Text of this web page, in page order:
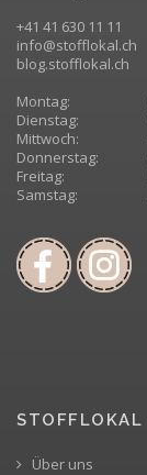
+41 41 630 11 11
info@stofflokal.ch
blog.stofflokal.ch
Montag:
Dienstag:
Mittwoch:
Donnerstag:
Freitag:
Samstag:
STOFFLOKAL
Über uns